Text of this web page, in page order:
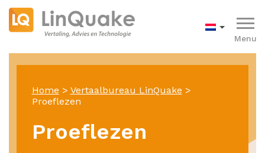
Menu
Home > Vertaalbureau LinQuake >
Proeflezen
Proeflezen